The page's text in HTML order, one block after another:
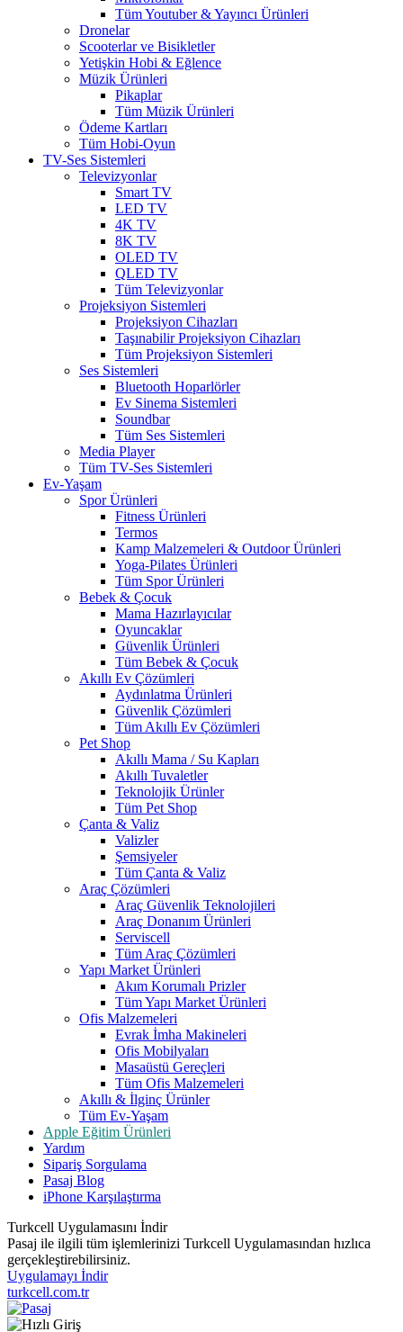
Tüm Youtuber & Yayıncı Ürünleri
Dronelar
Scooterlar ve Bisikletler
Yetişkin Hobi & Eğlence
Müzik Ürünleri
Pikaplar
Tüm Müzik Ürünleri
Ödeme Kartları
Tüm Hobi-Oyun
TV-Ses Sistemleri
Televizyonlar
Smart TV
LED TV
4K TV
8K TV
OLED TV
QLED TV
Tüm Televizyonlar
Projeksiyon Sistemleri
Projeksiyon Cihazları
Taşınabilir Projeksiyon Cihazları
Tüm Projeksiyon Sistemleri
Ses Sistemleri
Bluetooth Hoparlörler
Ev Sinema Sistemleri
Soundbar
Tüm Ses Sistemleri
Media Player
Tüm TV-Ses Sistemleri
Ev-Yaşam
Spor Ürünleri
Fitness Ürünleri
Termos
Kamp Malzemeleri & Outdoor Ürünleri
Yoga-Pilates Ürünleri
Tüm Spor Ürünleri
Bebek & Çocuk
Mama Hazırlayıcılar
Oyuncaklar
Güvenlik Ürünleri
Tüm Bebek & Çocuk
Akıllı Ev Çözümleri
Aydınlatma Ürünleri
Güvenlik Çözümleri
Tüm Akıllı Ev Çözümleri
Pet Shop
Akıllı Mama / Su Kapları
Akıllı Tuvaletler
Teknolojik Ürünler
Tüm Pet Shop
Çanta & Valiz
Valizler
Şemsiyeler
Tüm Çanta & Valiz
Araç Çözümleri
Araç Güvenlik Teknolojileri
Araç Donanım Ürünleri
Serviscell
Tüm Araç Çözümleri
Yapı Market Ürünleri
Akım Korumalı Prizler
Tüm Yapı Market Ürünleri
Ofis Malzemeleri
Evrak İmha Makineleri
Ofis Mobilyaları
Masaüstü Gereçleri
Tüm Ofis Malzemeleri
Akıllı & İlginç Ürünler
Tüm Ev-Yaşam
Apple Eğitim Ürünleri
Yardım
Sipariş Sorgulama
Pasaj Blog
iPhone Karşılaştırma
Turkcell Uygulamasını İndir
Pasaj ile ilgili tüm işlemlerinizi Turkcell Uygulamasından hızlıca
gerçekleştirebilirsiniz.
Uygulamayı İndir
turkcell.com.tr